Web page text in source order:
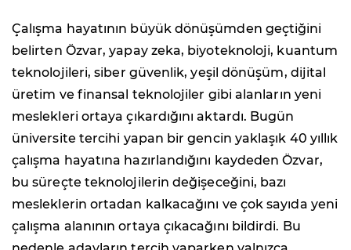
Çalışma hayatının büyük dönüşümden geçtiğini
belirten Özvar, yapay zeka, biyoteknoloji, kuantum
teknolojileri, siber güvenlik, yeşil dönüşüm, dijital
üretim ve finansal teknolojiler gibi alanların yeni
meslekleri ortaya çıkardığını aktardı. Bugün
üniversite tercihi yapan bir gencin yaklaşık 40 yıllık
çalışma hayatına hazırlandığını kaydeden Özvar,
bu süreçte teknolojilerin değişeceğini, bazı
mesleklerin ortadan kalkacağını ve çok sayıda yeni
çalışma alanının ortaya çıkacağını bildirdi. Bu